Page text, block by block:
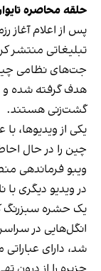
حلقه محاصره
پس از اعلام آغاز
تبلیغاتی منتشر
جت‌های نظامی چین
هدف گرفته شده و
گشت‌زنی هستند.
یکی از ویدیوها،
چین را در حال
ویبو فرماندهی
در ویدیو دیگری
یک حشره سبزرنگ
انگل‌هایی در
شد، دارای